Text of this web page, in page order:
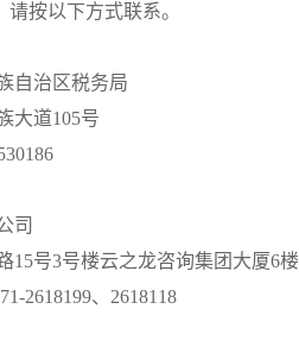
按以下方式联系。
自治区税务局
大道105号
司
15号3号楼云之龙咨询集团大厦6楼
2618199、2618118